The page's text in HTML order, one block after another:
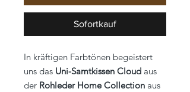
Sofortkauf
In kräftigen Farbtönen begeistert
uns das Uni-Samtkissen Cloud aus
der Rohleder Home Collection aus